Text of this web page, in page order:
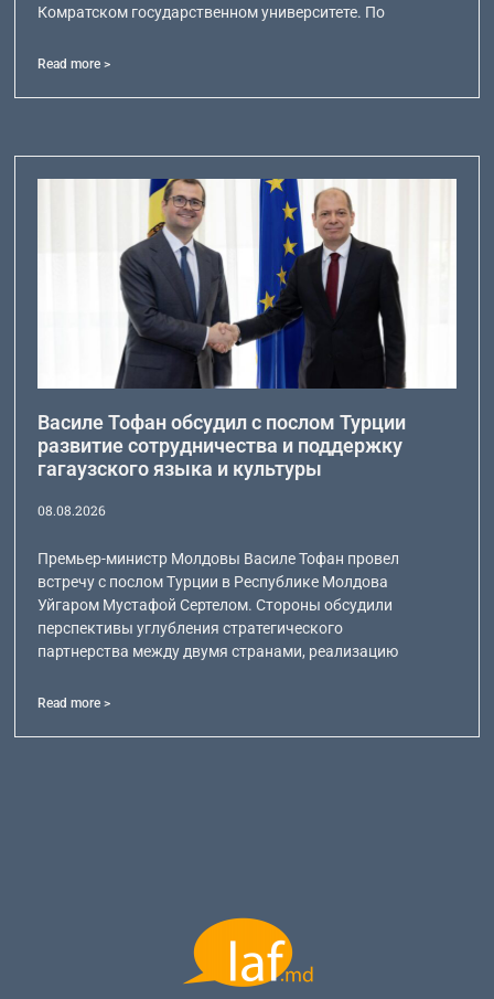
Комратском государственном университете. По
Read more >
Василе Тофан обсудил с послом Турции
развитие сотрудничества и поддержку
гагаузского языка и культуры
08.08.2026
Премьер-министр Молдовы Василе Тофан провел
встречу с послом Турции в Республике Молдова
Уйгаром Мустафой Сертелом. Стороны обсудили
перспективы углубления стратегического
партнерства между двумя странами, реализацию
Read more >